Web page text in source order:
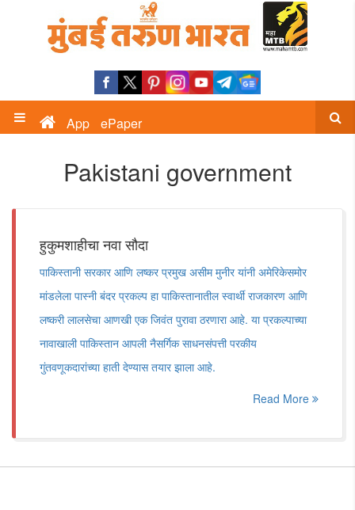
App ePaper
Pakistani government
हुकुमशाहीचा नवा सौदा
पाकिस्तानी सरकार आणि लष्कर प्रमुख असीम मुनीर यांनी अमेरिकेसमोर
मांडलेला पास्नी बंदर प्रकल्प हा पाकिस्तानातील स्वार्थी राजकारण आणि
लष्करी लालसेचा आणखी एक जिवंत पुरावा ठरणारा आहे. या प्रकल्पाच्या
नावाखाली पाकिस्तान आपली नैसर्गिक साधनसंपत्ती परकीय
गुंतवणूकदारांच्या हाती देण्यास तयार झाला आहे.
Read More